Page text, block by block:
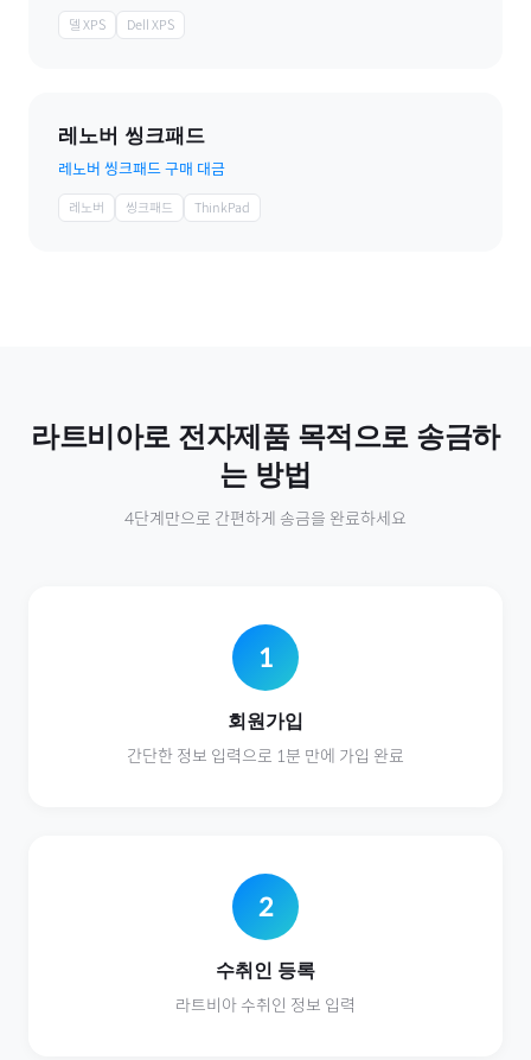
델 XPS Dell XPS
레노버 씽크패드
레노버 씽크패드 구매 대금
레노버 씽크패드 ThinkPad
라트비아로 전자제품 목적으로 송금하
는 방법
4단계만으로 간편하게 송금을 완료하세요
1
회원가입
간단한 정보 입력으로 1분 만에 가입 완료
2
수취인 등록
라트비아 수취인 정보 입력